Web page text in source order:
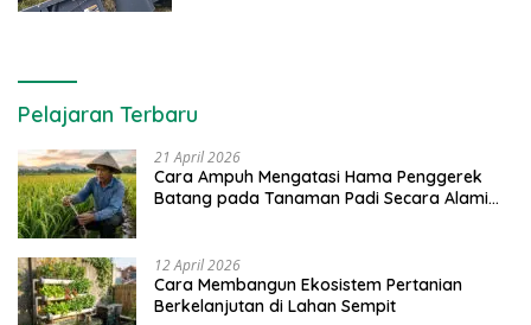
Pelajaran Terbaru
21 April 2026
Cara Ampuh Mengatasi Hama Penggerek
Batang pada Tanaman Padi Secara Alami
12 April 2026
Cara Membangun Ekosistem Pertanian
Berkelanjutan di Lahan Sempit